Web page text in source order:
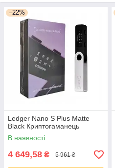
–22%
Ledger Nano S Plus Matte
Black Криптогаманець
В наявності
4 649,58 ₴ 5 961 ₴